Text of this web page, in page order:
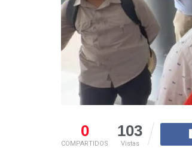
0
COMPARTIDOS
103
Vistas